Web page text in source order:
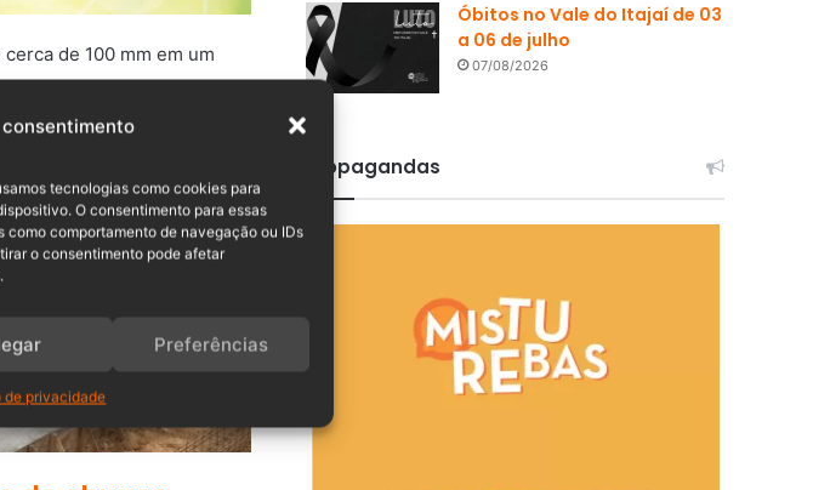
tecnologias como cookies para
O consentimento para essas
comportamento de navegação ou IDs
o consentimento pode afetar
Preferências
de privacidade
de 100 mm em um
barulhos incomuns no
Óbitos no Vale do Itajaí de 03
a 06 de julho
07/08/2026
Propagandas